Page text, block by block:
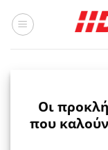
στο
Οι
που